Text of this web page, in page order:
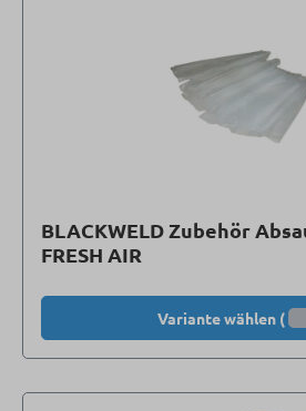
BLACKWELD Zubehör
FRESH AIR
Variante wählen (